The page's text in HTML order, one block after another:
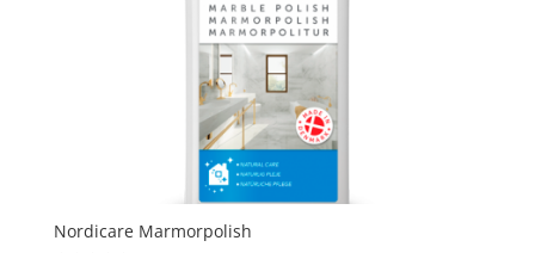
Nordicare Marmorpolish